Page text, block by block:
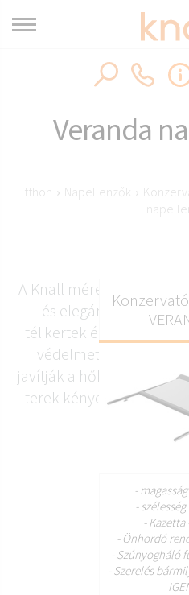
Veranda
itthon › Napellenzők ›
A Knall méretre készült
és elegáns
télikertek és pergolák
védelmet nyújtanak a
javítják a hőkomfortot,
terek kényelmes
-
-
- Kazetta
- Önhordó
- Szúnyogháló
- Szerelés